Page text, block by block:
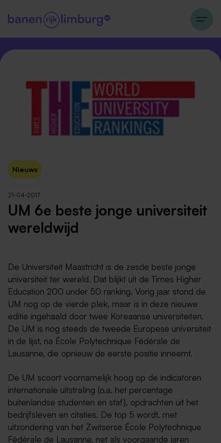
Nieuws
21-04-2017
UM 6e beste jonge universiteit
wereldwijd
De Universiteit Maastricht is de zesde beste jonge
universiteit ter wereld. Dat blijkt uit de Times Higher
Education 200 under 50 ranking. Vorig jaar stond de
UM nog op de vierde plek, maar is in deze nieuwe
editie ingehaald door twee Koreaanse universiteiten.
De UM is nog steeds de tweede Europese universiteit
in de lijst, na École Polytechnique Fédérale de
Lausanne, die opnieuw de eerste positie inneemt.
De UM scoort voornamelijk hoog op de indicatoren
internationale uitstraling (o.a. het percentage
buitenlandse studenten en staf), opdrachten uit het
bedrijfsleven en citaties. De top 5 wordt, met
uitzondering van het Zwitserse École Polytechnique
Fédérale de Lausanne, net als voorgaande jaren